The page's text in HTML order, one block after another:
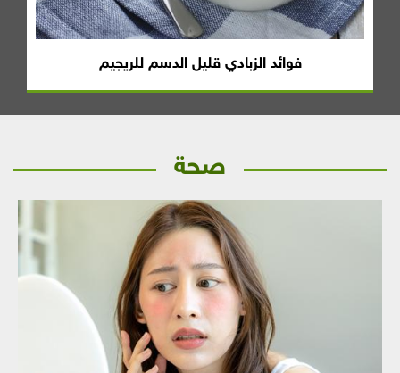
فوائد الزبادي قليل الدسم للريجيم
صحة